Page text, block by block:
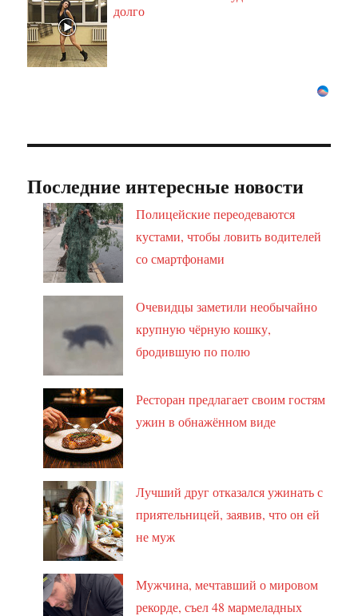
долго
Последние интересные новости
Полицейские переодеваются
кустами, чтобы ловить водителей
со смартфонами
Очевидцы заметили необычайно
крупную чёрную кошку,
бродившую по полю
Ресторан предлагает своим гостям
ужин в обнажённом виде
Лучший друг отказался ужинать с
приятельницей, заявив, что он ей
не муж
Мужчина, мечтавший о мировом
рекорде, съел 48 мармеладных